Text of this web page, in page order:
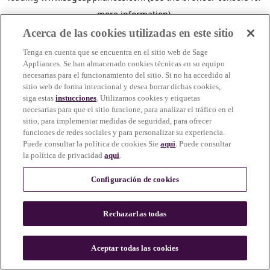
more information).
n
Acerca de las cookies utilizadas en este sitio
Tenga en cuenta que se encuentra en el sitio web de Sage
Appliances. Se han almacenado cookies técnicas en su equipo
necesarias para el funcionamiento del sitio. Si no ha accedido al
sitio web de forma intencional y desea borrar dichas cookies,
siga estasinstucciones. Utilizamos cookies y etiquetas
necesarias para que el sitio funcione, para analizar el tráfico en el
sitio, para implementar medidas de seguridad, para ofrecer
funciones de redes sociales y para personalizar su experiencia.
Puede consultar la política de cookies Sieaqui. Puede consultar
la política de privacidadaqui.
Configuración de cookies
Rechazarlas todas
Aceptar todas las cookies